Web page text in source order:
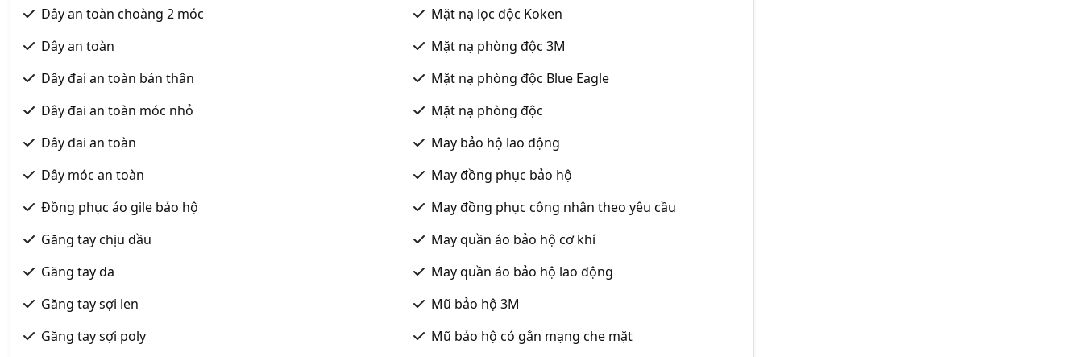
Dây an toàn choàng 2 móc
Dây an toàn
Dây đai an toàn bán thân
Dây đai an toàn móc nhỏ
Dây đai an toàn
Dây móc an toàn
Đồng phục áo gile bảo hộ
Găng tay chịu dầu
Găng tay da
Găng tay sợi len
Găng tay sợi poly
Mặt nạ lọc độc Koken
Mặt nạ phòng độc 3M
Mặt nạ phòng độc Blue Eagle
Mặt nạ phòng độc
May bảo hộ lao động
May đồng phục bảo hộ
May đồng phục công nhân theo yêu cầu
May quần áo bảo hộ cơ khí
May quần áo bảo hộ lao động
Mũ bảo hộ 3M
Mũ bảo hộ có gắn mạng che mặt